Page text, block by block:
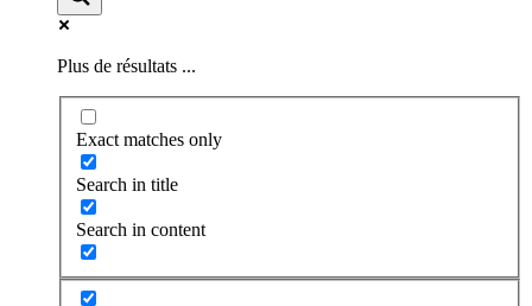
Plus de résultats ...
Exact matches only
Search in title
Search in content